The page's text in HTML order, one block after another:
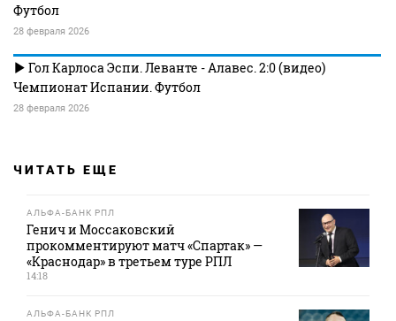
Футбол
28 февраля 2026
Гол Карлоса Эспи. Леванте - Алавес. 2:0 (видео)
Чемпионат Испании. Футбол
28 февраля 2026
ЧИТАТЬ ЕЩЕ
АЛЬФА-БАНК РПЛ
Генич и Моссаковский
прокомментируют матч «Спартак» —
«Краснодар» в третьем туре РПЛ
14:18
АЛЬФА-БАНК РПЛ